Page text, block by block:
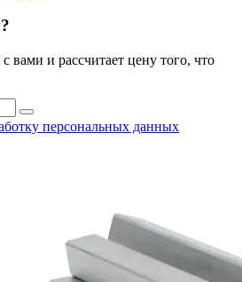
вами и рассчитает цену того, что
персональных данных